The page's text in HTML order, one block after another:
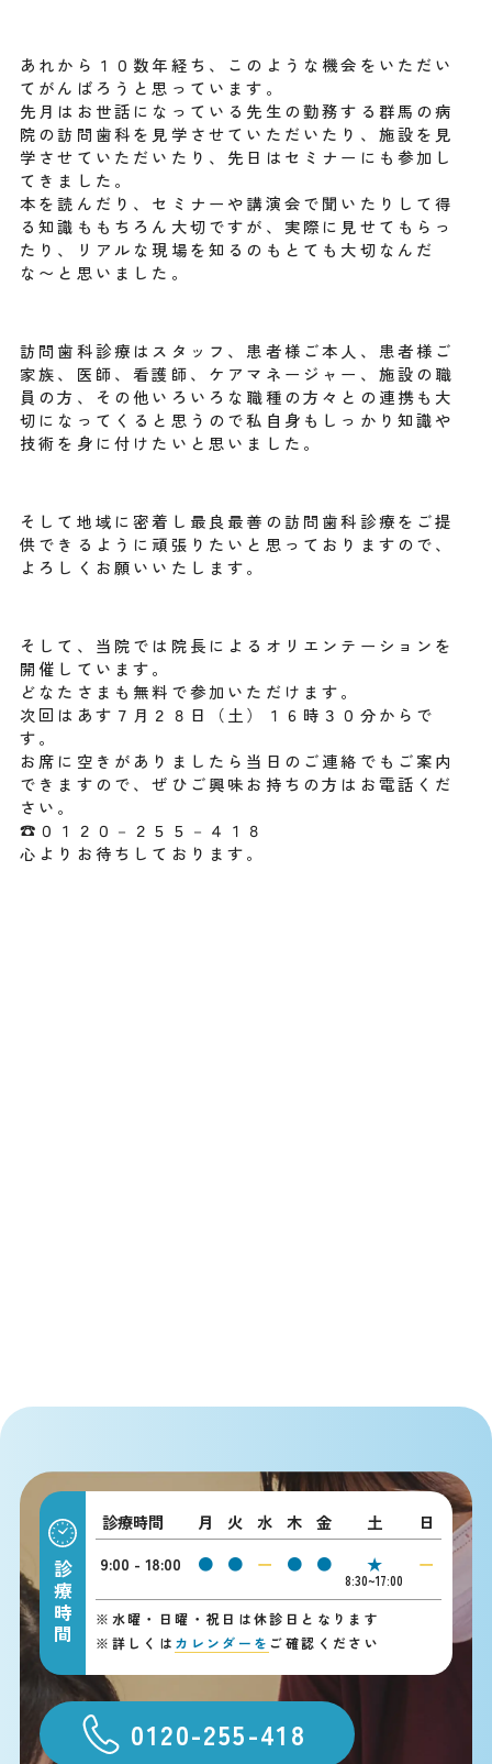
あれから１０数年経ち、このような機会をいただい
てがんばろうと思っています。
先月はお世話になっている先生の勤務する群馬の病
院の訪問歯科を見学させていただいたり、施設を見
学させていただいたり、先日はセミナーにも参加し
てきました。
本を読んだり、セミナーや講演会で聞いたりして得
る知識ももちろん大切ですが、実際に見せてもらっ
たり、リアルな現場を知るのもとても大切なんだ
な〜と思いました。
訪問歯科診療はスタッフ、患者様ご本人、患者様ご
家族、医師、看護師、ケアマネージャー、施設の職
員の方、その他いろいろな職種の方々との連携も大
切になってくると思うので私自身もしっかり知識や
技術を身に付けたいと思いました。
そして地域に密着し最良最善の訪問歯科診療をご提
供できるように頑張りたいと思っておりますので、
よろしくお願いいたします。
そして、当院では院長によるオリエンテーションを
開催しています。
どなたさまも無料で参加いただけます。
次回はあす７月２８日（土）１６時３０分からで
す。
お席に空きがありましたら当日のご連絡でもご案内
できますので、ぜひご興味お持ちの方はお電話くだ
さい。
☎０１２０－２５５－４１８
心よりお待ちしております。
診療時間
診療時間 月 火 水 木 金 土
日
9:00 - 18:00
● ● ー ● ● ★
8:30~17:00
ー
※ 水曜・日曜・祝日は休診日となります
※ 詳しくは カレンダーを ご確認ください
0120-255-418